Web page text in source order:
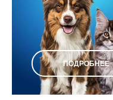
ПОДРОБНЕЕ